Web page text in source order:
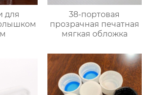
для
38-портовая
прозрачная печатная
мягкая обложка